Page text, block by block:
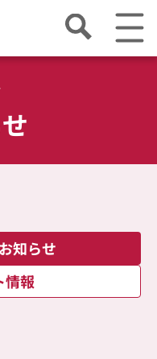
知らせ
情報